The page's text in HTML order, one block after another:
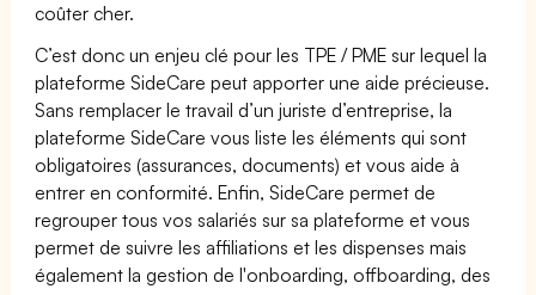
coûter cher.
C’est donc un enjeu clé pour les TPE / PME sur lequel la
plateforme SideCare peut apporter une aide précieuse.
Sans remplacer le travail d’un juriste d’entreprise, la
plateforme SideCare vous liste les éléments qui sont
obligatoires (assurances, documents) et vous aide à
entrer en conformité. Enfin, SideCare permet de
regrouper tous vos salariés sur sa plateforme et vous
permet de suivre les affiliations et les dispenses mais
également la gestion de l'onboarding, offboarding, des